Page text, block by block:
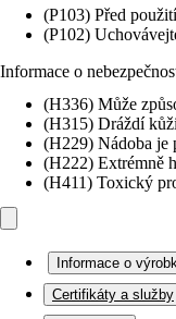
(P103) Před
(P102)
Informace o
(H336) Může
(H315) Dráždí
(H229) Nádoba je
(H222) Extrémně
(H411) Toxický
Informace o
Certifikáty a služby